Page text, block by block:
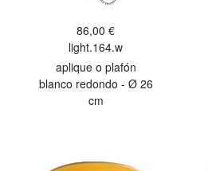
86,00 €
light.164.w
aplique o plafón
blanco redondo - Ø 26
cm